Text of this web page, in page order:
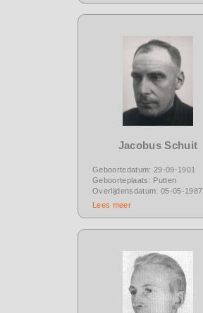
Jacobus Schuit
Geboortedatum: 29-09-1901
Geboorteplaats: Putten
Overlijdensdatum: 05-05-1987
Lees meer